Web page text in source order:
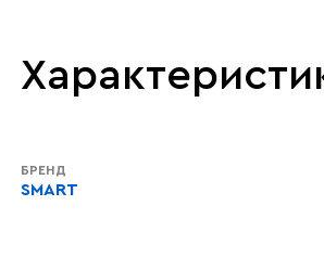
БРЕНД
SMART